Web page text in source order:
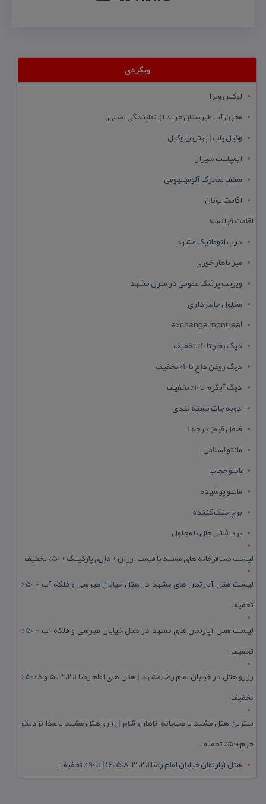
وبگردی
لوکس ویزا
مخزن آب طبرستان خرید از نمایندگی اصلی
وکیل یاب | بهترین وکیل
ایمپلنت شیراز
سقف متحرک آلومینیومی
اقامت یونان
اقامت فرانسه
درب اتوماتیک مشهد
میز ناهار خوری
ویزیت پزشک عمومی در منزل مشهد
محلول خالبرداری
exchange montreal
دیگ بخار تا 10% تخفیف
دیگ روغن داغ تا 10% تخفیف
دیگ آبگرم تا 10% تخفیف
ادویه جات بسته بندی
فلفل قرمز درجه 1
مانتو اسلامی
مانتو حجاب
مانتو پوشیده
برج خنک کننده
برداشتن خال با محلول
لیست مسافرخانه های مشهد با قیمت ارزان + داری پارکینگ + 50% تخفیف
لیست هتل آپارتمان های مشهد در هتل خیابان طبرسی و فلکه آب + 50%
تخفیف
لیست هتل آپارتمان های مشهد در هتل خیابان طبرسی و فلکه آب + 50%
تخفیف
رزرو هتل در خیابان امام رضا مشهد | هتل‌ های امام رضا 1، 2، 3، 5 و 8+50%
تخفیف
بهترین هتل مشهد با صبحانه، ناهار و شام | رزرو هتل مشهد با غذا نزدیک
حرم+50% تخفیف
هتل آپارتمان خیابان امام رضا 1، 2، 3، 5،8 ،16 | تا 90 % تخفیف